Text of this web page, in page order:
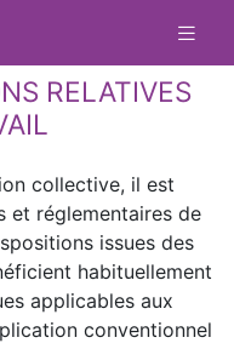
RELATIVES
collective, il est
et réglementaires de
issues des
habituellement
applicables aux
conventionnel